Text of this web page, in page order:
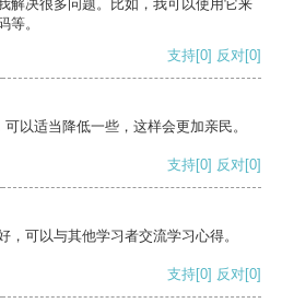
解决很多问题。比如，我可以使用它来
等。
支持[0] 反对[0]
以适当降低一些，这样会更加亲民。
支持[0] 反对[0]
，可以与其他学习者交流学习心得。
支持[0] 反对[0]